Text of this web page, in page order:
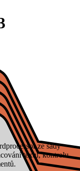
ze sady
textu, kontrolu